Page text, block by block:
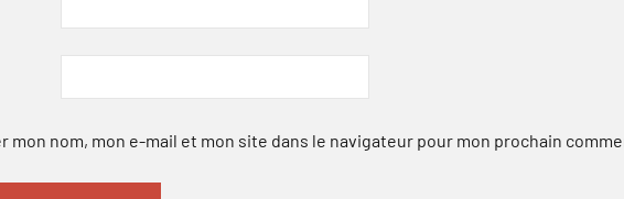
mon nom, mon e-mail et mon site dans le navigateur pour mon prochain